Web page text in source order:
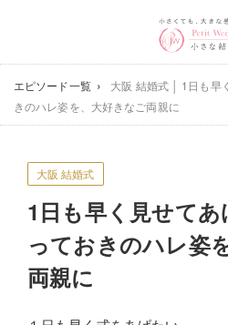
エピソード一覧
大阪 結婚式 │ 1日も早
きのハレ姿を、大好きなご両親に
大阪 結婚式
1日も早く見せてあ
っておきのハレ姿
両親に